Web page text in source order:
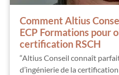
Comment Altius
ECP Formations pour
certification RSCH
“Altius Conseil connaît
d’ingénierie de la